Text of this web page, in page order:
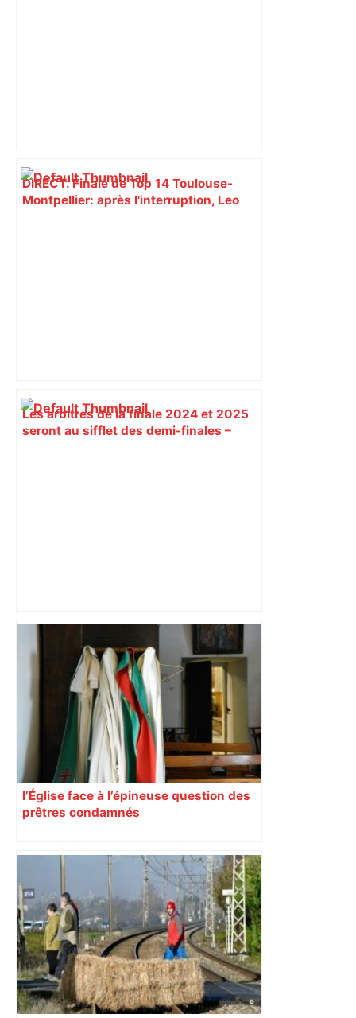
DIRECT. Finale de Top 14 Toulouse-
Montpellier: après l'interruption, Leo
Les arbitres de la finale 2024 et 2025
seront au sifflet des demi-finales –
Vous pensiez que c’était comme une
voiture ? La vérité sur les avions qui
reculent – ici.fr
l’Église face à l’épineuse question des
prêtres condamnés